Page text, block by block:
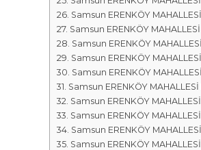
Samsun ERENKÖY
Samsun ERENKÖY
Samsun ERENKÖY
Samsun ERENKÖY
Samsun ERENKÖY
Samsun ERENKÖY
Samsun ERENKÖY
Samsun ERENKÖY
Samsun ERENKÖY
Samsun ERENKÖY